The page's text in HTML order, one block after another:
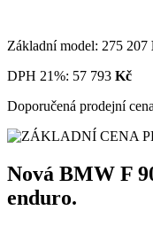
Základní model: 275 207
DPH 21%: 57 793 Kč
Doporučená prodejní
Nová BMW F
enduro.